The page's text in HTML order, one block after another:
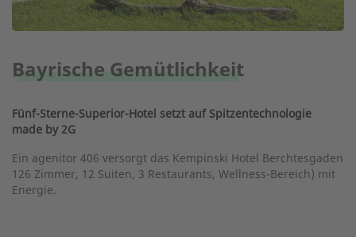
Bayrische Gemütlichkeit
Fünf-Sterne-Superior-Hotel setzt auf Spitzentechnologie
made by 2G
Ein agenitor 406 versorgt das Kempinski Hotel Berchtesgaden
126 Zimmer, 12 Suiten, 3 Restaurants, Wellness-Bereich) mit
Energie.